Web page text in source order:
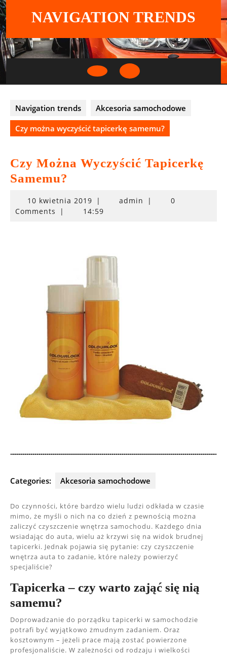
Skip
to
content
NAVIGATION TRENDS
Open
Navigation trends
Akcesoria samochodowe
Czy można wyczyścić tapicerkę samemu?
Czy Można Wyczyścić Tapicerkę
Samemu?
10 kwietnia 201910
kwietnia
| admin |
0
Comments
| 14:59
Categories: Akcesoria samochodowe
Do czynności, które bardzo wielu ludzi odkłada w czasie
mimo, że myśli o nich na co dzień z pewnością można
zaliczyć czyszczenie wnętrza samochodu. Każdego dnia
wsiadając do auta, wielu aż krzywi się na widok brudnej
tapicerki. Jednak pojawia się pytanie: czy czyszczenie
wnętrza auta to zadanie, które należy powierzyć
specjaliście?
Tapicerka – czy warto zająć się nią
samemu?
Doprowadzanie do porządku tapicerki w samochodzie
potrafi być wyjątkowo żmudnym zadaniem. Oraz
kosztownym – jeżeli prace mają zostać powierzone
profesjonaliście. W zależności od rodzaju i wielkości